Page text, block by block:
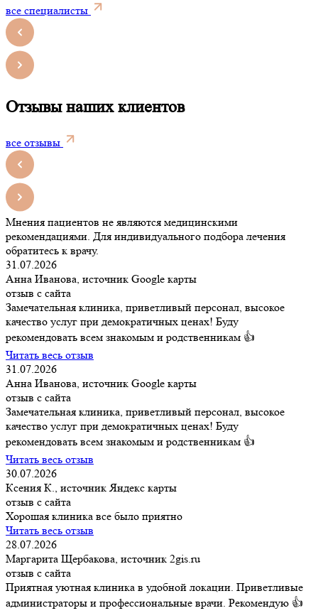
все специалисты
Отзывы наших клиентов
все отзывы
Мнения пациентов не являются медицинскими
рекомендациями. Для индивидуального подбора лечения
обратитесь к врачу.
31.07.2026
Анна Иванова, источник Google карты
отзыв с сайта
Замечательная клиника, приветливый персонал, высокое
качество услуг при демократичных ценах! Буду
рекомендовать всем знакомым и родственникам 👍
Читать весь отзыв
31.07.2026
Анна Иванова, источник Google карты
отзыв с сайта
Замечательная клиника, приветливый персонал, высокое
качество услуг при демократичных ценах! Буду
рекомендовать всем знакомым и родственникам 👍
Читать весь отзыв
30.07.2026
Ксения К., источник Яндекс карты
отзыв с сайта
Хорошая клиника все было приятно
Читать весь отзыв
28.07.2026
Маргарита Щербакова, источник 2gis.ru
отзыв с сайта
Приятная уютная клиника в удобной локации. Приветливые
администраторы и профессиональные врачи. Рекомендую 👍